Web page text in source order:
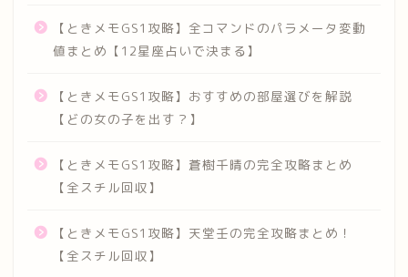
【ときメモGS1攻略】全コマンドのパラメータ変動
値まとめ【12星座占いで決まる】
【ときメモGS1攻略】おすすめの部屋選びを解説
【どの女の子を出す？】
【ときメモGS1攻略】蒼樹千晴の完全攻略まとめ
【全スチル回収】
【ときメモGS1攻略】天堂壬の完全攻略まとめ！
【全スチル回収】